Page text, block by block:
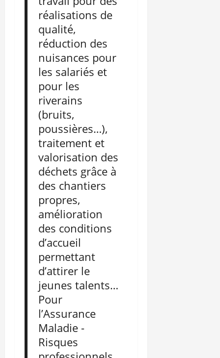
réalisations de
qualité,
réduction des
nuisances pour
les salariés et
pour les
riverains
(bruits,
poussières…),
traitement et
valorisation des
déchets grâce à
des chantiers
propres,
amélioration
des conditions
d’accueil
permettant
d’attirer le
jeunes talents…
Pour
l’Assurance
Maladie -
Risques